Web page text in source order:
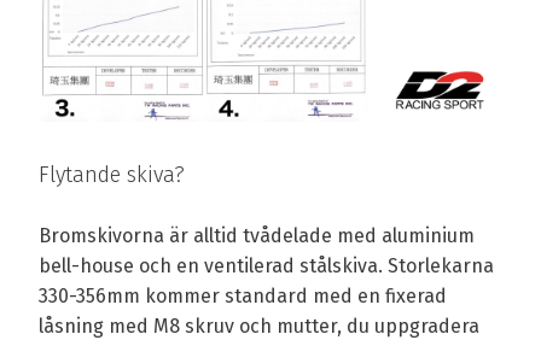
Flytande skiva?
Bromskivorna är alltid tvådelade med aluminium
bell-house och en ventilerad stålskiva. Storlekarna
330-356mm kommer standard med en fixerad
låsning med M8 skruv och mutter, du uppgradera